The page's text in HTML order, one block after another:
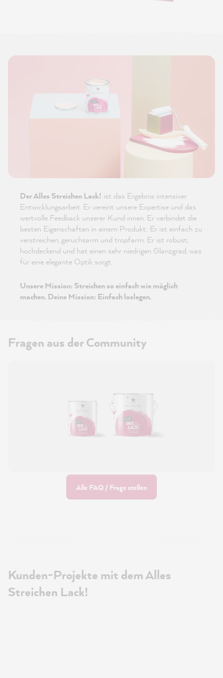
Der Alles Streichen Lack! ist das Ergebnis intensiver
Entwicklungsarbeit. Er vereint unsere Expertise und das
wertvolle Feedback unserer Kund:innen. Er verbindet die
besten Eigenschaften in einem Produkt: Er ist einfach zu
verstreichen, geruchsarm und tropfarm. Er ist robust,
hochdeckend und hat einen sehr niedrigen Glanzgrad, was
für eine elegante Optik sorgt.
Unsere Mission: Streichen so einfach wie möglich
machen. Deine Mission: Einfach loslegen.
Fragen aus der Community
Alle FAQ / Frage stellen
Kunden-Projekte mit dem Alles
Streichen Lack!